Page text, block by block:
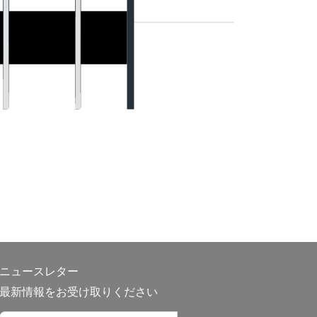
ニュースレター
最新情報をお受け取りください